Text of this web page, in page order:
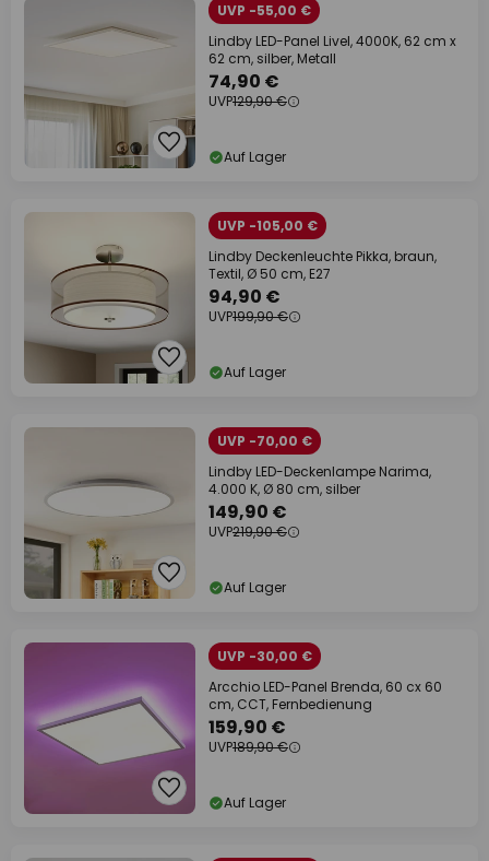
UVP -55,00 €
Lindby LED-Panel Livel, 4000K, 62 cm x
62 cm, silber, Metall
74,90 €
UVP129,90 €
Auf Lager
UVP -105,00 €
Lindby Deckenleuchte Pikka, braun,
Textil, Ø 50 cm, E27
94,90 €
UVP199,90 €
Auf Lager
UVP -70,00 €
Lindby LED-Deckenlampe Narima,
4.000 K, Ø 80 cm, silber
149,90 €
UVP219,90 €
Auf Lager
UVP -30,00 €
Arcchio LED-Panel Brenda, 60 cx 60
cm, CCT, Fernbedienung
159,90 €
UVP189,90 €
Auf Lager